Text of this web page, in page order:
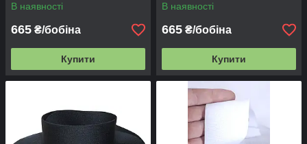
В наявності
665 ₴/бобіна
Купити
В наявності
665 ₴/бобіна
Купити